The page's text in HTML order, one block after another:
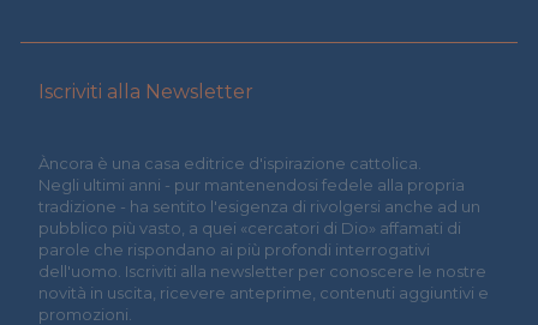
Iscriviti alla Newsletter
Àncora è una casa editrice d'ispirazione cattolica.
Negli ultimi anni - pur mantenendosi fedele alla propria
tradizione - ha sentito l'esigenza di rivolgersi anche ad un
pubblico più vasto, a quei «cercatori di Dio» affamati di
parole che rispondano ai più profondi interrogativi
dell'uomo. Iscriviti alla newsletter per conoscere le nostre
novità in uscita, ricevere anteprime, contenuti aggiuntivi e
promozioni.